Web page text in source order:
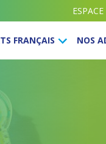
FRANÇAIS NOS